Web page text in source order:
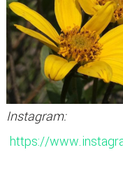
Instagram:
https://